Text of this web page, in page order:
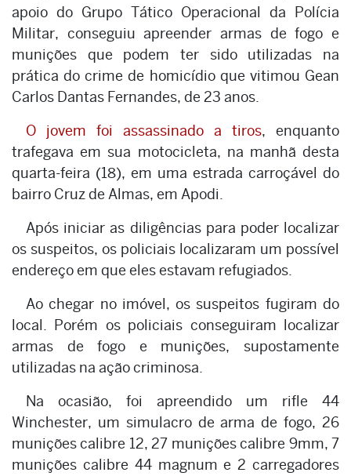
apoio do Grupo Tático Operacional da Polícia
Militar, conseguiu apreender armas de fogo e
munições que podem ter sido utilizadas na
prática do crime de homicídio que vitimou Gean
Carlos Dantas Fernandes, de 23 anos.
O jovem foi assassinado a tiros, enquanto
trafegava em sua motocicleta, na manhã desta
quarta-feira (18), em uma estrada carroçável do
bairro Cruz de Almas, em Apodi.
Após iniciar as diligências para poder localizar
os suspeitos, os policiais localizaram um possível
endereço em que eles estavam refugiados.
Ao chegar no imóvel, os suspeitos fugiram do
local. Porém os policiais conseguiram localizar
armas de fogo e munições, supostamente
utilizadas na ação criminosa.
Na ocasião, foi apreendido um rifle 44
Winchester, um simulacro de arma de fogo, 26
munições calibre 12, 27 munições calibre 9mm, 7
munições calibre 44 magnum e 2 carregadores